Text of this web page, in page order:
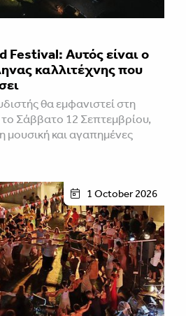
Αυτός είναι ο
καλλιτέχνης που
θα εμφανιστεί στη
Σάββατο 12 Σεπτεμβρίου,
μουσική και αγαπημένες
1 October 2026